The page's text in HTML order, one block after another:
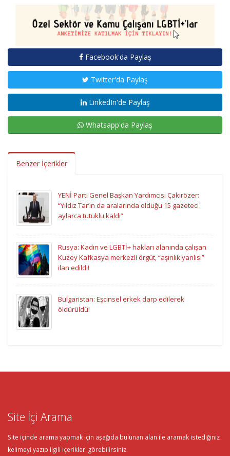
Facebook'da Paylaş
Twitter'da Paylaş
LinkedIn'de Paylaş
Whatsapp'da Paylaş
Benzer İçerikler
YENİ Parti Genel Başkan Yardımcısı Çakırözer:
“Yıldız Tar’ın da aralarında olduğu 15 gazeteci
aylarca tutuklu kaldı”
Rusya: Kadın ve LGBTİ+ hakları alanında çalışan
Kuzey Kafkasya merkezli örgüt, “aşırılık yanlısı”
ilan edildi!
Bulgaristan: Eşcinsel erkek darp edilerek
öldürüldü!
Site İçi Arama
Site içinde arama yapmak için aşağıda bulunan alan ile aramak istediğiniz
kelimeyi yazıp ilgili içerikleri görebilirsiniz.